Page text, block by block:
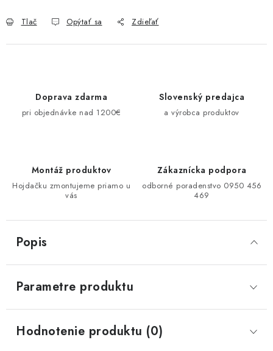
Tlač Opýtať sa Zdieľať
Doprava zdarma
pri objednávke nad 1200€
Slovenský predajca
a výrobca produktov
Montáž produktov
Hojdačku zmontujeme priamo u
vás
Zákaznícka podpora
odborné poradenstvo 0950 456
469
Popis
Parametre produktu
Hodnotenie produktu (0)